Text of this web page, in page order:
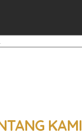
KAMI